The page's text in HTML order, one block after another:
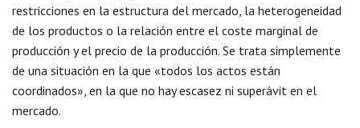
restricciones en la estructura del mercado, la heterogeneidad
de los productos o la relación entre el coste marginal de
producción y el precio de la producción. Se trata simplemente
de una situación en la que «todos los actos están
coordinados», en la que no hay escasez ni superávit en el
mercado.